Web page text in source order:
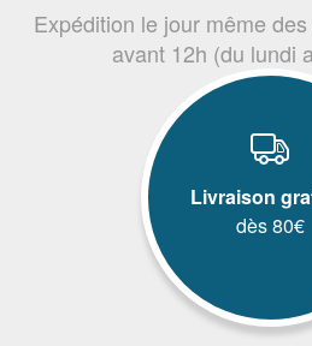
Expédition le jour même
avant 12h (du lundi
Livraison
dès 80€